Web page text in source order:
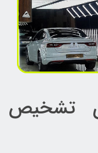
تشخیص